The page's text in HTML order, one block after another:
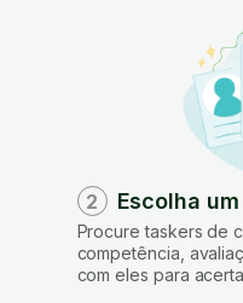
2 Escolha
Procure taskers de
competência,
com eles para